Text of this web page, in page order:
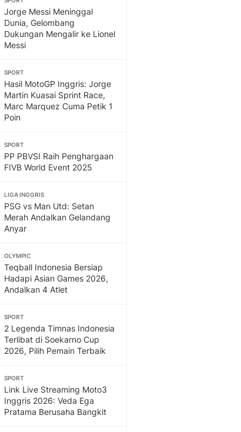
Jorge Messi Meninggal
Dunia, Gelombang
Dukungan Mengalir ke Lionel
Messi
SPORT
Hasil MotoGP Inggris: Jorge
Martin Kuasai Sprint Race,
Marc Marquez Cuma Petik 1
Poin
SPORT
PP PBVSI Raih Penghargaan
FIVB World Event 2025
LIGA INGGRIS
PSG vs Man Utd: Setan
Merah Andalkan Gelandang
Anyar
OLYMPIC
Teqball Indonesia Bersiap
Hadapi Asian Games 2026,
Andalkan 4 Atlet
SPORT
2 Legenda Timnas Indonesia
Terlibat di Soekarno Cup
2026, Pilih Pemain Terbaik
SPORT
Link Live Streaming Moto3
Inggris 2026: Veda Ega
Pratama Berusaha Bangkit